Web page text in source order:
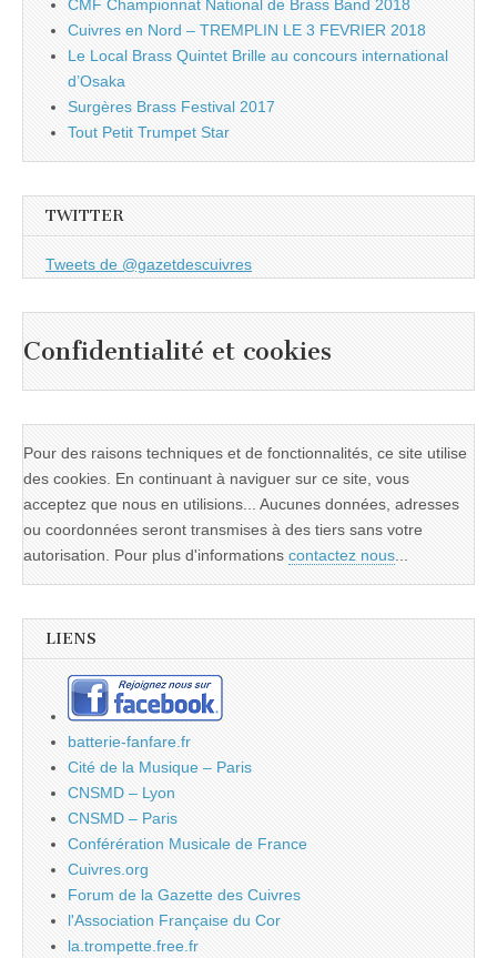
CMF Championnat National de Brass Band 2018
Cuivres en Nord – TREMPLIN LE 3 FEVRIER 2018
Le Local Brass Quintet Brille au concours international
d’Osaka
Surgères Brass Festival 2017
Tout Petit Trumpet Star
TWITTER
Tweets de @gazetdescuivres
Confidentialité et cookies
Pour des raisons techniques et de fonctionnalités, ce site utilise
des cookies. En continuant à naviguer sur ce site, vous
acceptez que nous en utilisions... Aucunes données, adresses
ou coordonnées seront transmises à des tiers sans votre
autorisation. Pour plus d'informations contactez nous...
LIENS
batterie-fanfare.fr
Cité de la Musique – Paris
CNSMD – Lyon
CNSMD – Paris
Conférération Musicale de France
Cuivres.org
Forum de la Gazette des Cuivres
l'Association Française du Cor
la.trompette.free.fr